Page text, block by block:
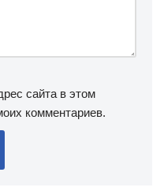
сайта в этом
комментариев.